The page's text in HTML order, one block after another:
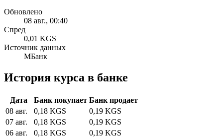
Обновлено
08 авг., 00:40
Спред
0,01 KGS
Источник данных
МБанк
История курса в банке
Дата Банк покупает Банк продает
08 авг.
0,18 KGS
0,19 KGS
07 авг.
0,18 KGS
0,19 KGS
06 авг.
0,18 KGS
0,19 KGS